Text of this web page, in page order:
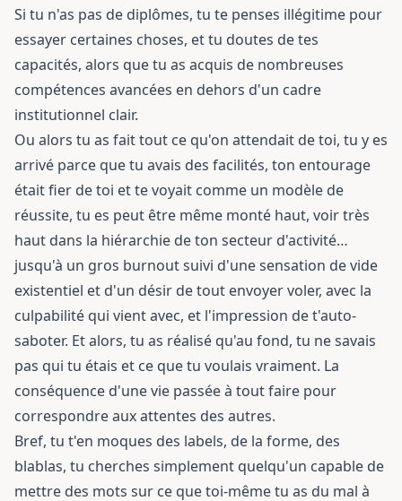
Si tu n'as pas de diplômes, tu te penses illégitime pour
essayer certaines choses, et tu doutes de tes
capacités, alors que tu as acquis de nombreuses
compétences avancées en dehors d'un cadre
institutionnel clair.
Ou alors tu as fait tout ce qu'on attendait de toi, tu y es
arrivé parce que tu avais des facilités, ton entourage
était fier de toi et te voyait comme un modèle de
réussite, tu es peut être même monté haut, voir très
haut dans la hiérarchie de ton secteur d'activité…
jusqu'à un gros burnout suivi d'une sensation de vide
existentiel et d'un désir de tout envoyer voler, avec la
culpabilité qui vient avec, et l'impression de t'auto-
saboter. Et alors, tu as réalisé qu'au fond, tu ne savais
pas qui tu étais et ce que tu voulais vraiment. La
conséquence d'une vie passée à tout faire pour
correspondre aux attentes des autres.
Bref, tu t'en moques des labels, de la forme, des
blablas, tu cherches simplement quelqu'un capable de
mettre des mots sur ce que toi-même tu as du mal à